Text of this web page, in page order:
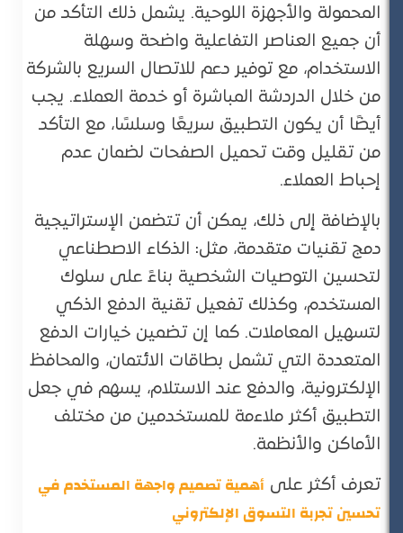
المحمولة والأجهزة اللوحية. يشمل ذلك التأكد من
أن جميع العناصر التفاعلية واضحة وسهلة
الاستخدام، مع توفير دعم للاتصال السريع بالشركة
من خلال الدردشة المباشرة أو خدمة العملاء​. يجب
أيضًا أن يكون التطبيق سريعًا وسلسًا، مع التأكد
من تقليل وقت تحميل الصفحات لضمان عدم
إحباط العملاء.
بالإضافة إلى ذلك، يمكن أن تتضمن الإستراتيجية
دمج تقنيات متقدمة، مثل: الذكاء الاصطناعي
لتحسين التوصيات الشخصية بناءً على سلوك
المستخدم، وكذلك تفعيل تقنية الدفع الذكي
لتسهيل المعاملات. كما إن تضمين خيارات الدفع
المتعددة التي تشمل بطاقات الائتمان، والمحافظ
الإلكترونية، والدفع عند الاستلام، يسهم في جعل
التطبيق أكثر ملاءمة للمستخدمين من مختلف
الأماكن والأنظمة​.
تعرف أكثر علىأهمية تصميم واجهة المستخدم في
تحسين تجربة التسوق الإلكتروني